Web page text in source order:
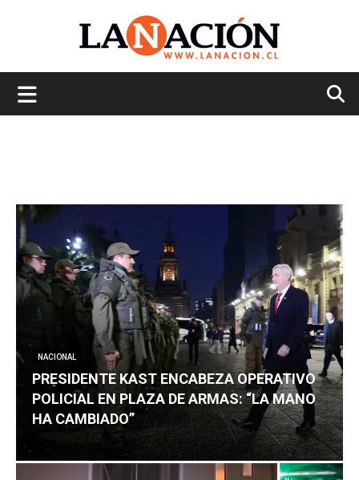
NACIONAL
PRESIDENTE KAST ENCABEZA OPERATIVO
POLICIAL EN PLAZA DE ARMAS: “LA MANO
HA CAMBIADO”